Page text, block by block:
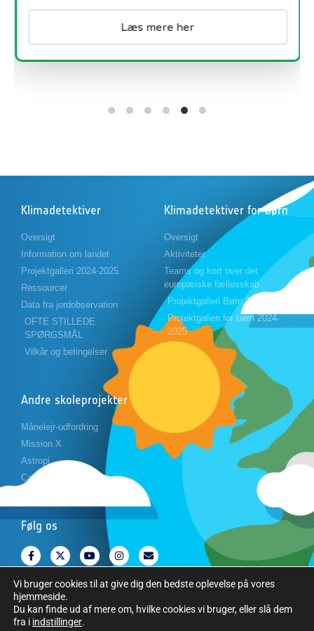
Læs mere her
Klimadetektiver
Oversigt
Information om landet
Projektgalleri 2024-2025
Ressourcer
Data fra jordobservation
OFTE STILLEDE
SPØRGSMÅL
Vilkår og betingelser
Klimadetektiver for børn
Oversigt
Aktiviteter
Teams og kort over det
europæiske fællesskab
Projektgalleri Børn 2023-2024
Projektgalleri for børn 2024-
2025
Andre skoleprojekter
Månelejr-udfordring
Mission X
Astropi
Cansat
Følg os
Copyright © Den Europæiske Rumorganisation. Alle rettigheder forbeholdes.
Vi bruger cookies til at give dig den bedste oplevelse på vores
hjemmeside.
Du kan finde ud af mere om, hvilke cookies vi bruger, eller slå dem
fra i indstillinger.